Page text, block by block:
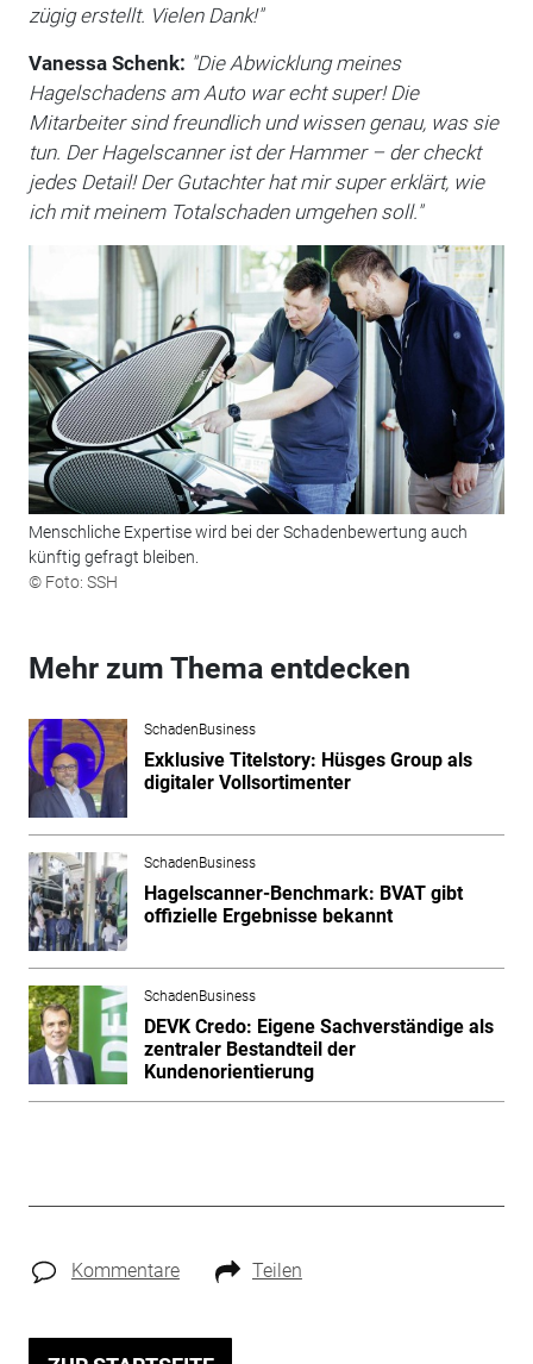
zügig erstellt. Vielen Dank!"
Vanessa Schenk: "Die Abwicklung meines
Hagelschadens am Auto war echt super! Die
Mitarbeiter sind freundlich und wissen genau, was sie
tun. Der Hagelscanner ist der Hammer – der checkt
jedes Detail! Der Gutachter hat mir super erklärt, wie
ich mit meinem Totalschaden umgehen soll."
Menschliche Expertise wird bei der Schadenbewertung auch
künftig gefragt bleiben.
© Foto: SSH
Mehr zum Thema entdecken
SchadenBusiness
Exklusive Titelstory: Hüsges Group als
digitaler Vollsortimenter
SchadenBusiness
Hagelscanner-Benchmark: BVAT gibt
offizielle Ergebnisse bekannt
SchadenBusiness
DEVK Credo: Eigene Sachverständige als
zentraler Bestandteil der
Kundenorientierung
Kommentare Teilen